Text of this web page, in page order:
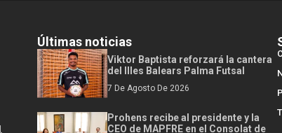
Últimas noticias
Viktor Baptista reforzará la cantera
del Illes Balears Palma Futsal
7 De Agosto De 2026
Prohens recibe al presidente y la
CEO de MAPFRE en el Consolat de